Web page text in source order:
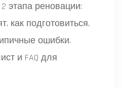
этапа реновации:
как подготовиться,
ошибки.
и FAQ для